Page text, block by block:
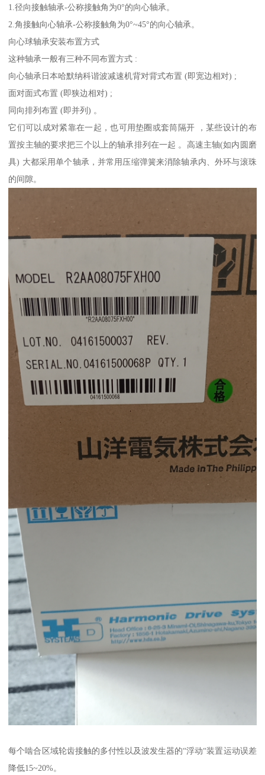
1.径向接触轴承-公称接触角为0°的向心轴承。
2.角接触向心轴承-公称接触角为0°~45°的向心轴承。
向心球轴承安装布置方式
这种轴承一般有三种不同布置方式 :
向心轴承日本哈默纳科谐波减速机背对背式布置 (即宽边相对) ;
面对面式布置 (即狭边相对) ;
同向排列布置 (即并列) 。
它们可以成对紧靠在一起，也可用垫圈或套筒隔开 ，某些设计的布
置按主轴的要求把三个以上的轴承排列在一起 。高速主轴(如内圆磨
具) 大都采用单个轴承，并常用压缩弹簧来消除轴承内、外环与滚珠
的间隙。
每个啮合区域轮齿接触的多付性以及波发生器的“浮动“装置运动误差
降低15~20%。